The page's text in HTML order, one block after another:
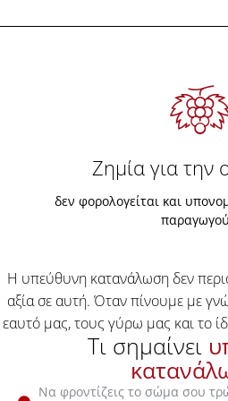
Ζημία για την
δεν φορολογείται και
Η υπεύθυνη κατανάλωση δεν
αξία σε αυτή. Όταν πίνουμε με
εαυτό μας, τους γύρω μας και το
Τι σημαίνει
Να φροντίζεις το σώμα σου